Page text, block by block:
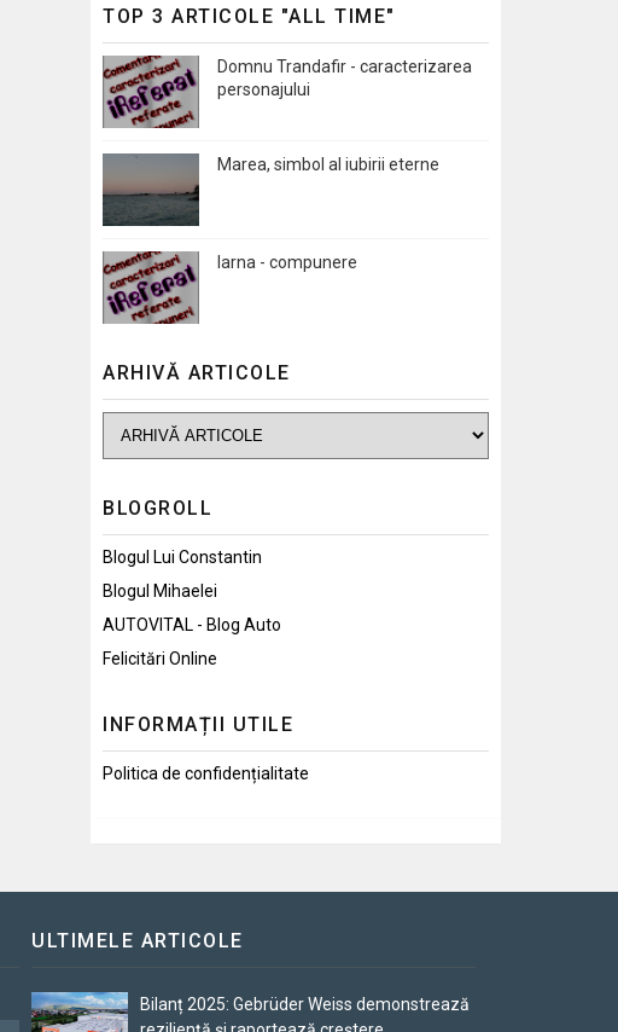
TOP 3 ARTICOLE "ALL TIME"
Domnu Trandafir - caracterizarea
personajului
Marea, simbol al iubirii eterne
Iarna - compunere
ARHIVĂ ARTICOLE
BLOGROLL
Blogul Lui Constantin
Blogul Mihaelei
AUTOVITAL - Blog Auto
Felicitări Online
INFORMAȚII UTILE
Politica de confidențialitate
ULTIMELE ARTICOLE
Bilanț 2025: Gebrüder Weiss demonstrează